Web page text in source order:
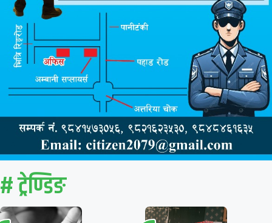
# ट्रेण्डिङ